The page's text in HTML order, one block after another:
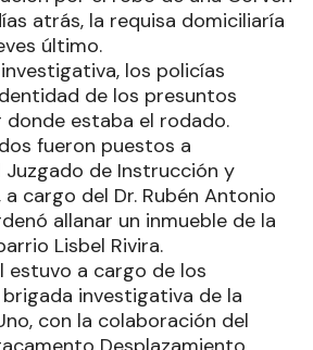
atrás, la requisa domiciliaría
último.
los policías
de los presuntos
estaba el rodado.
fueron puestos a
de Instrucción y
a cargo del Dr. Rubén Antonio
allanar un inmueble de la
Lisbel Rivira.
estuvo a cargo de los
investigativa de la
con la colaboración del